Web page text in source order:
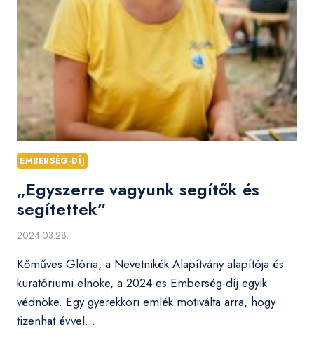
EMBERSÉG-DÍJ
„Egyszerre vagyunk segítők és
segítettek”
2024.03.28.
Kőműves Glória, a Nevetnikék Alapítvány alapítója és
kuratóriumi elnöke, a 2024-es Emberség-díj egyik
védnöke. Egy gyerekkori emlék motiválta arra, hogy
tizenhat évvel…